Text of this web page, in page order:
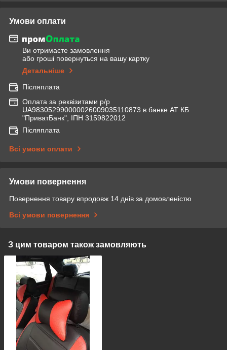
Умови оплати
Ви отримаєте замовлення
або гроші повернуться на вашу картку
Детальніше
Післяплата
Оплата за реквізитами р/р
UA983052990000026009035110873 в банке АТ КБ
"ПриватБанк", ІПН 3159822012
Післяплата
Всі умови оплати
Умови повернення
Повернення товару впродовж 14 днів за домовленістю
Всі умови повернення
З цим товаром також замовляють